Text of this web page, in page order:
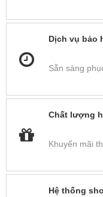
Dịch vụ bảo
Sẵn sàng
Chất lượng
Khuyến mãi
Hệ thống